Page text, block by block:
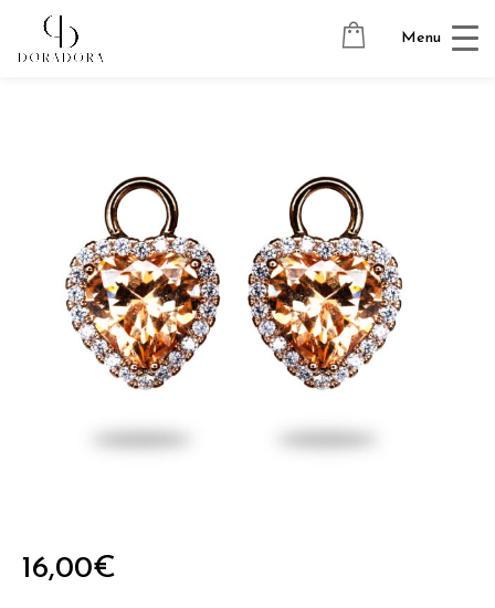
Menu
Avaleht Kõrvarõngaste ripatsid
HEART
16,00€